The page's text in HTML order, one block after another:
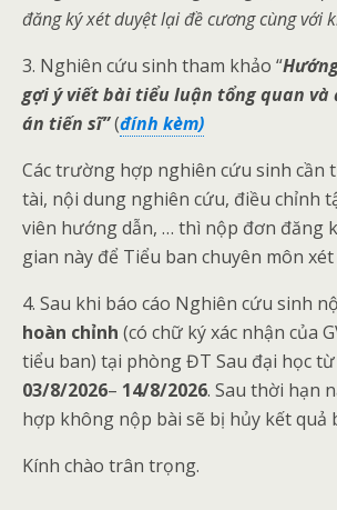
đăng ký xét duyệt lại đề cương cùng với
3. Nghiên cứu sinh tham khảo “H
gợi ý viết bàitiểu luận tổng quan và
án tiến sĩ”(đính kèm)
Các trường hợp nghiên cứu sinh cần
tài, nội dung nghiên cứu, điều chỉnh
viên hướng dẫn, … thì nộp đơn đăng
gian này để Tiểu ban chuyên môn xét
4. Sau khi báo cáo Nghiên cứu sinh
hoàn chỉnh (có chữ ký xác nhận của
tiểu ban) tại phòng ĐT Sau đại học
03/8/2026– 14/8/2026. Sau thời hạn
hợp không nộp bài sẽ bị hủy kết quả
Kính chào trân trọng.